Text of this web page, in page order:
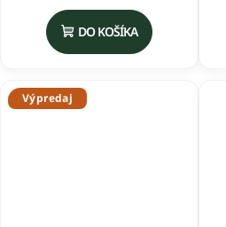
DO KOŠÍKA
Výpredaj